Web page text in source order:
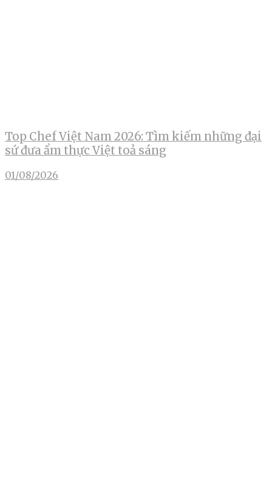
Top Chef Việt Nam 2026: Tìm kiếm những đại
sứ đưa ẩm thực Việt toả sáng
01/08/2026